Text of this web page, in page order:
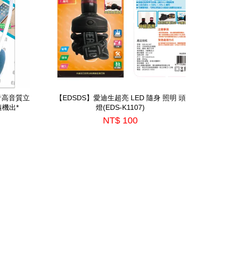
音質立
機出*
【EDSDS】愛迪生超亮 LED 隨身 照明 頭
燈(EDS-K1107)
NT$ 100